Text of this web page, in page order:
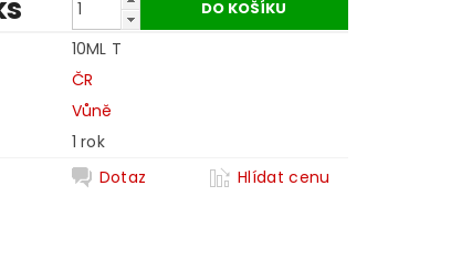
10ML T
ČR
Vůně
1 rok
Dotaz Hlídat cenu